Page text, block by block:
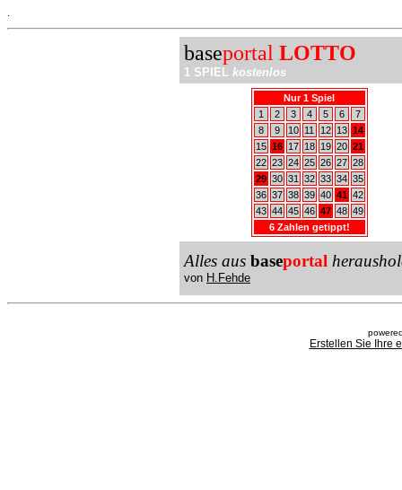
baseportal LOTTO
1 SPIEL kostenlos
Nur 1 Spiel
1
2 3 4 5 6
7
8
9 10 11 12 13 14
15 16 17 18 19 20 21
22 23 24 25 26 27 28
29 30 31 32 33 34 35
36 37 38 39 40 41 42
43 44 45 46 47 48 49
6 Zahlen getippt!
Alles aus baseportal
von H.Fehde
Erstellen Sie Ihre